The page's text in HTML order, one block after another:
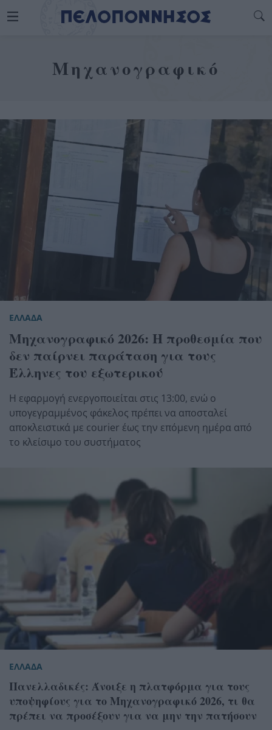
Μηχανογραφικό
ΕΛΛΑΔΑ
Μηχανογραφικό 2026: Η προθεσμία που
δεν παίρνει παράταση για τους
Έλληνες του εξωτερικού
Η εφαρμογή ενεργοποιείται στις 13:00, ενώ ο
υπογεγραμμένος φάκελος πρέπει να αποσταλεί
αποκλειστικά με courier έως την επόμενη ημέρα από
το κλείσιμο του συστήματος
ΕΛΛΑΔΑ
Πανελλαδικές: Άνοιξε η πλατφόρμα για τους
υποψηφίους για το Μηχανογραφικό 2026, τι θα
πρέπει να προσέξουν για να μην την πατήσουν